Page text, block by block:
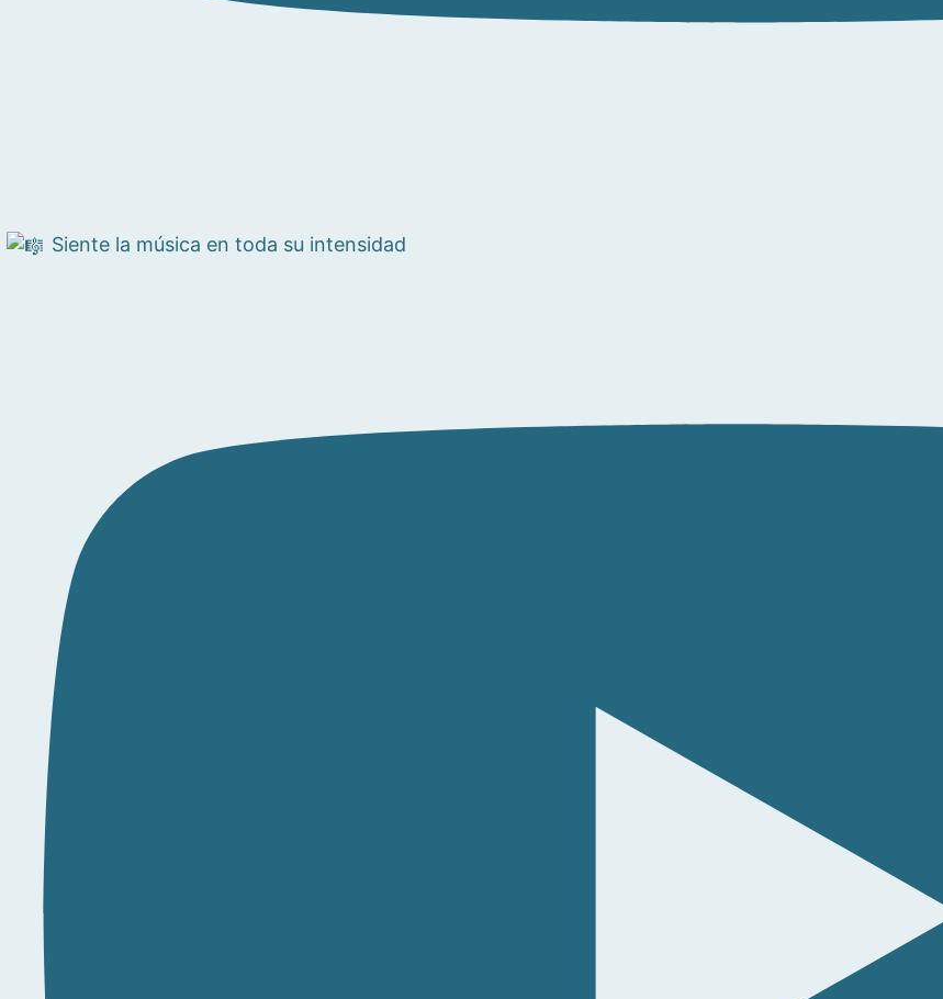
Siente la música en toda su intensidad